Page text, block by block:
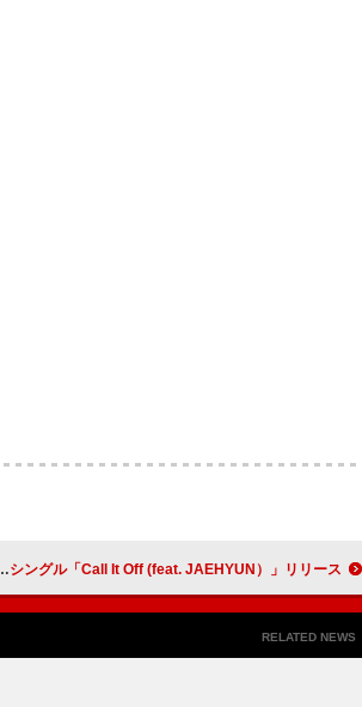
エモーショナル・オレンジズ、JAEHYUN（NCT）をフィーチャーした最新シングル「Call It Off (feat. JAEHYUN）」リリース
RELATED NEWS